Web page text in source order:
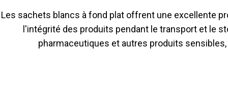
Les sachets blancs à fond plat offrent une excellente
l'intégrité des produits pendant le transport et le
pharmaceutiques et autres produits